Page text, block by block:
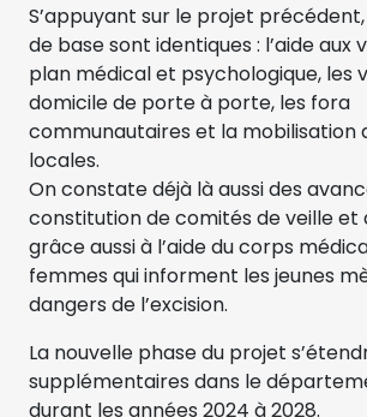
S’appuyant sur le projet
de base sont identiques : l’aide aux
plan médical et psychologique, les
domicile de porte à porte, les fora
communautaires et la mobilisation
locales.
On constate déjà là aussi des
constitution de comités de veille et
grâce aussi à l’aide du corps
femmes qui informent les jeunes
dangers de l’excision.
La nouvelle phase du projet
supplémentaires dans le
durant les années 2024 à 2028.